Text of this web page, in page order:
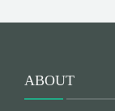
ABOUT